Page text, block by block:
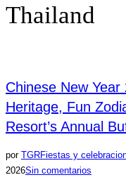
Thailand
Chinese New
Heritage, Fun
Resort’s Annual
por TGRFiestas y
2026Sin comentarios